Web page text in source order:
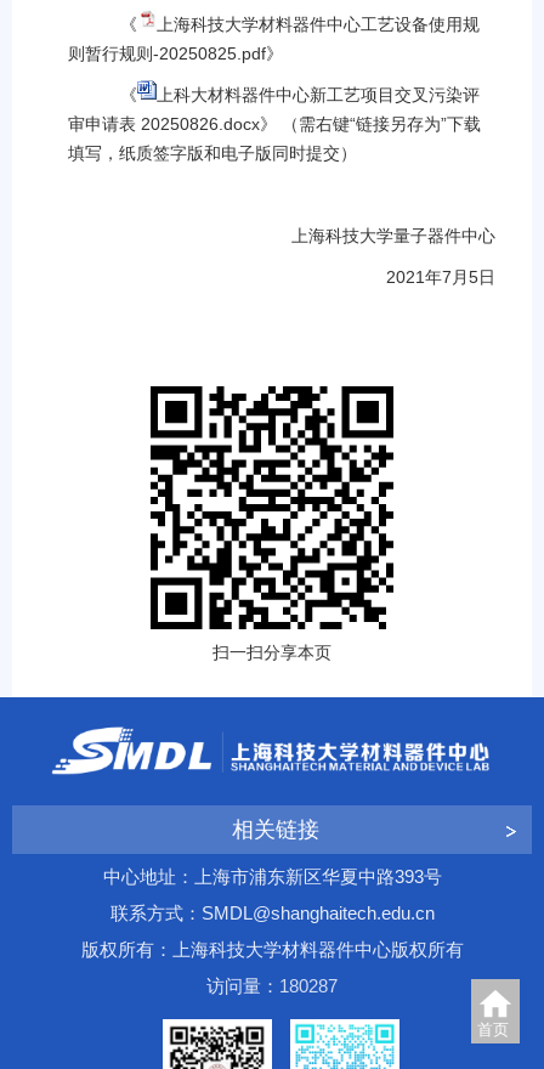
《
上海科技大学材料器件中心工艺设备使用规
则暂行规则-20250825.pdf》
《
上科大材料器件中心新工艺项目交叉污染评
审申请表 20250826.docx》
（需右键“链接另存为”下载
填写，纸质签字版和电子版同时提交）
上海科技大学量子器件中心
2021年7月5日
扫一扫分享本页
相关链接
中心地址：上海市浦东新区华夏中路393号
联系方式：SMDL@shanghaitech.edu.cn
版权所有：上海科技大学材料器件中心版权所有
访问量： 180287
首页